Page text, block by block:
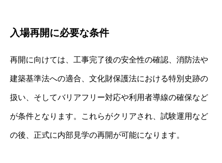
入場再開に必要な条件
再開に向けては、工事完了後の安全性の確認、消防法や
建築基準法への適合、文化財保護法における特別史跡の
扱い、そしてバリアフリー対応や利用者導線の確保など
が条件となります。これらがクリアされ、試験運用など
の後、正式に内部見学の再開が可能になります。